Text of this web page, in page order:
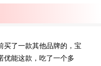
买了一款其他品牌的，宝
优能这款，吃了一个多